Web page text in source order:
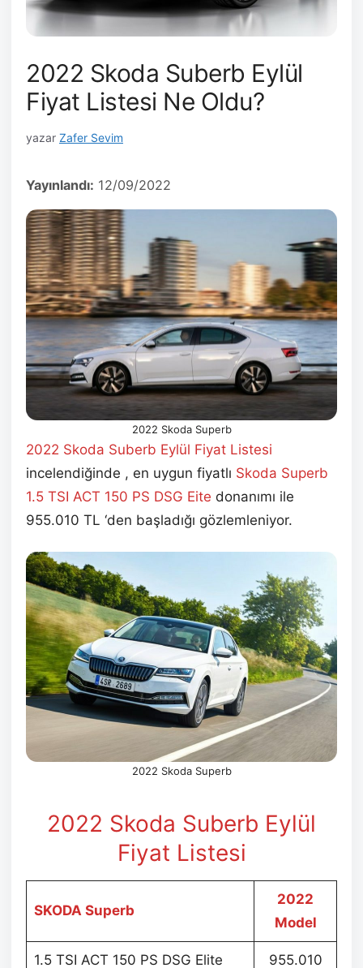
2022 Skoda Suberb Eylül
Fiyat Listesi Ne Oldu?
yazar Zafer Sevim
Yayınlandı: 12/09/2022
2022 Skoda Superb
2022 Skoda Suberb Eylül Fiyat Listesi
incelendiğinde , en uygun fiyatlı Skoda Superb
1.5 TSI ACT 150 PS DSG Eite donanımı ile
955.010 TL ‘den başladığı gözlemleniyor.
2022 Skoda Superb
2022 Skoda Suberb Eylül
Fiyat Listesi
SKODA Superb
2022
Model
1.5 TSI ACT 150 PS DSG Elite 955.010